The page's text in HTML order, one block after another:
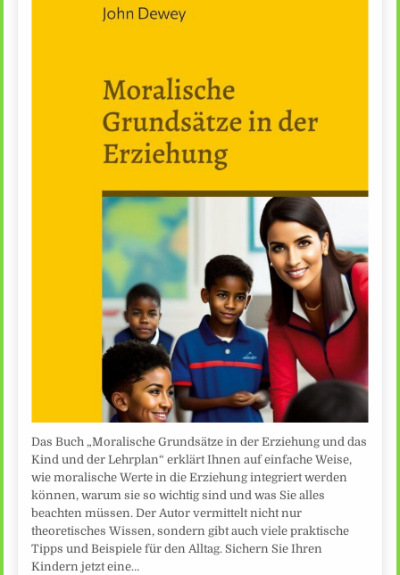
Das Buch „Moralische Grundsätze in der Erziehung und das
Kind und der Lehrplan“ erklärt Ihnen auf einfache Weise,
wie moralische Werte in die Erziehung integriert werden
können, warum sie so wichtig sind und was Sie alles
beachten müssen. Der Autor vermittelt nicht nur
theoretisches Wissen, sondern gibt auch viele praktische
Tipps und Beispiele für den Alltag. Sichern Sie Ihren
Kindern jetzt eine…